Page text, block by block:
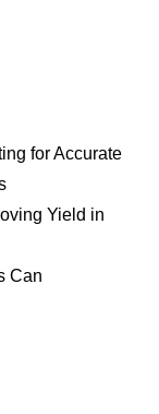
for Accurate
Yield in
Can